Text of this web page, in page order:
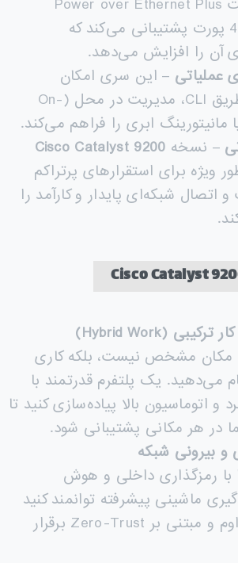
(PoE+) تا 48 پورت پشتیبانی می‌کند که
آن را افزایش می‌دهد.
عملیاتی – این سری امکان
مدیریت از طریق CLI، مدیریت در محل (On-
– نسخه Cisco Catalyst 9200
ویژه برای استقرارهای پرتراکم
شبکه‌ای پایدار و کارآمد را
ترکیبی (Hybrid Work)
مکان مشخص نیست، بلکه کاری
می‌دهید. یک پلتفرم قدرتمند با
و اتوماسیون بالا پیاده‌سازی کنید تا
در هر مکانی پشتیبانی شود.
و بیرونی شبکه
با رمزگذاری داخلی و هوش
ماشینی پیشرفته توانمند کنید
تا امنیت مداوم و مبتنی بر Zero-Trust برقرار